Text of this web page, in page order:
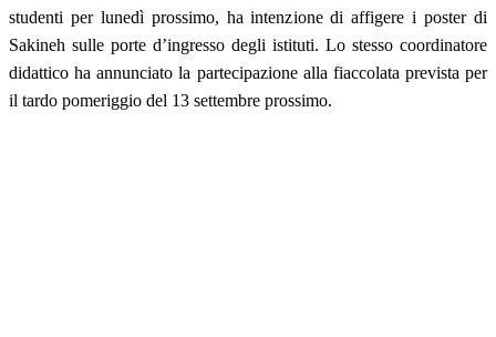
studenti per lunedì prossimo, ha intenzione di affigere i poster di
Sakineh sulle porte d’ingresso degli istituti. Lo stesso coordinatore
didattico ha annunciato la partecipazione alla fiaccolata prevista per
il tardo pomeriggio del 13 settembre prossimo.